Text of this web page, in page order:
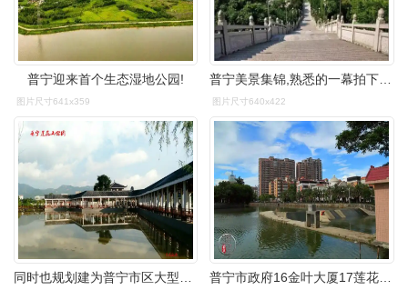
普宁迎来首个生态湿地公园!
图片尺寸641x359 图片尺寸640x422